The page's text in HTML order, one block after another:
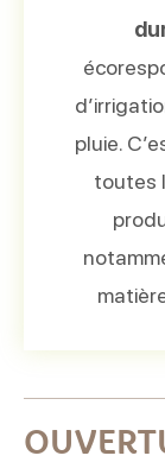
pluie.
toutes